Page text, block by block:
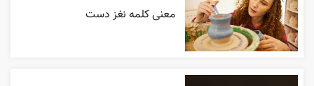
معنی کلمه نغز دست